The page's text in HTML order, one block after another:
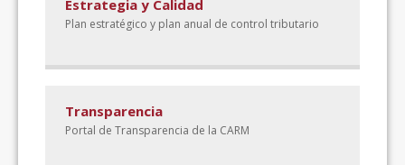
Estrategia y Calidad
Plan estratégico y plan anual de control tributario
Transparencia
Portal de Transparencia de la CARM